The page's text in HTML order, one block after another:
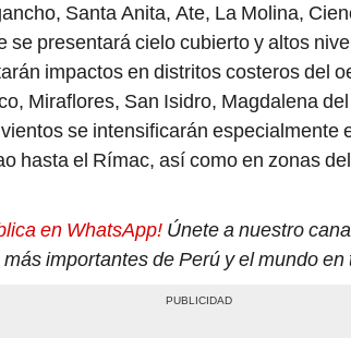
Santa Anita, Ate, La Molina,
se presentará cielo cubierto y altos
impactos en distritos costeros del
Miraflores, San Isidro, Magdalena
se intensificarán especialmente
hasta el Rímac, así como en zonas
en WhatsApp! Únete a nuestro
importantes de Perú y el mundo en